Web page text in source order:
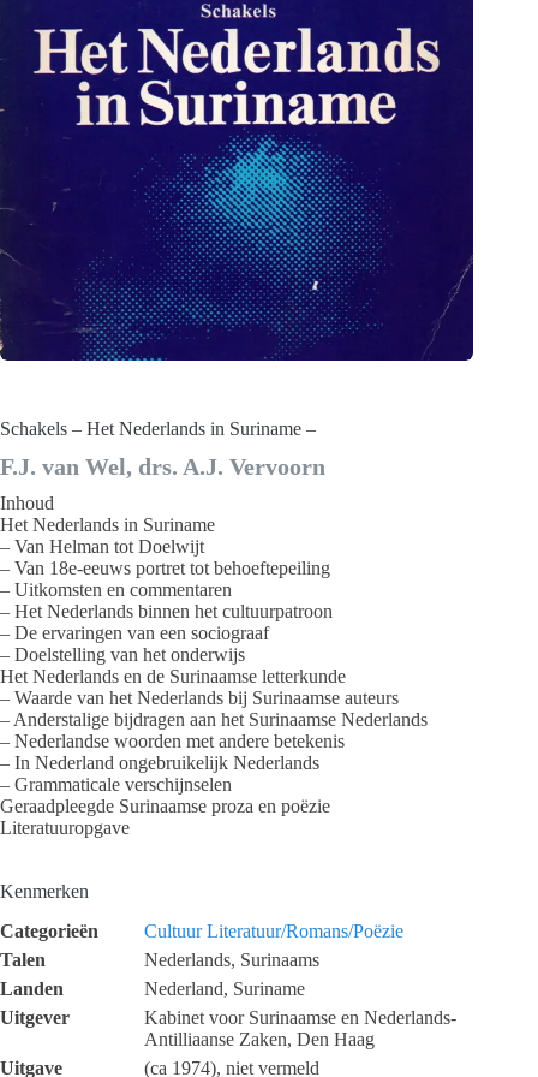
Schakels – Het Nederlands in Suriname –
F.J. van Wel, drs. A.J. Vervoorn
Inhoud
Het Nederlands in Suriname
– Van Helman tot Doelwijt
– Van 18e-eeuws portret tot behoeftepeiling
– Uitkomsten en commentaren
– Het Nederlands binnen het cultuurpatroon
– De ervaringen van een sociograaf
– Doelstelling van het onderwijs
Het Nederlands en de Surinaamse letterkunde
– Waarde van het Nederlands bij Surinaamse auteurs
– Anderstalige bijdragen aan het Surinaamse Nederlands
– Nederlandse woorden met andere betekenis
– In Nederland ongebruikelijk Nederlands
– Grammaticale verschijnselen
Geraadpleegde Surinaamse proza en poëzie
Literatuuropgave
Kenmerken
Categorieën
Cultuur Literatuur/Romans/Poëzie
Talen
Nederlands, Surinaams
Landen
Nederland, Suriname
Uitgever
Kabinet voor Surinaamse en Nederlands-
Antilliaanse Zaken, Den Haag
Uitgave
(ca 1974), niet vermeld